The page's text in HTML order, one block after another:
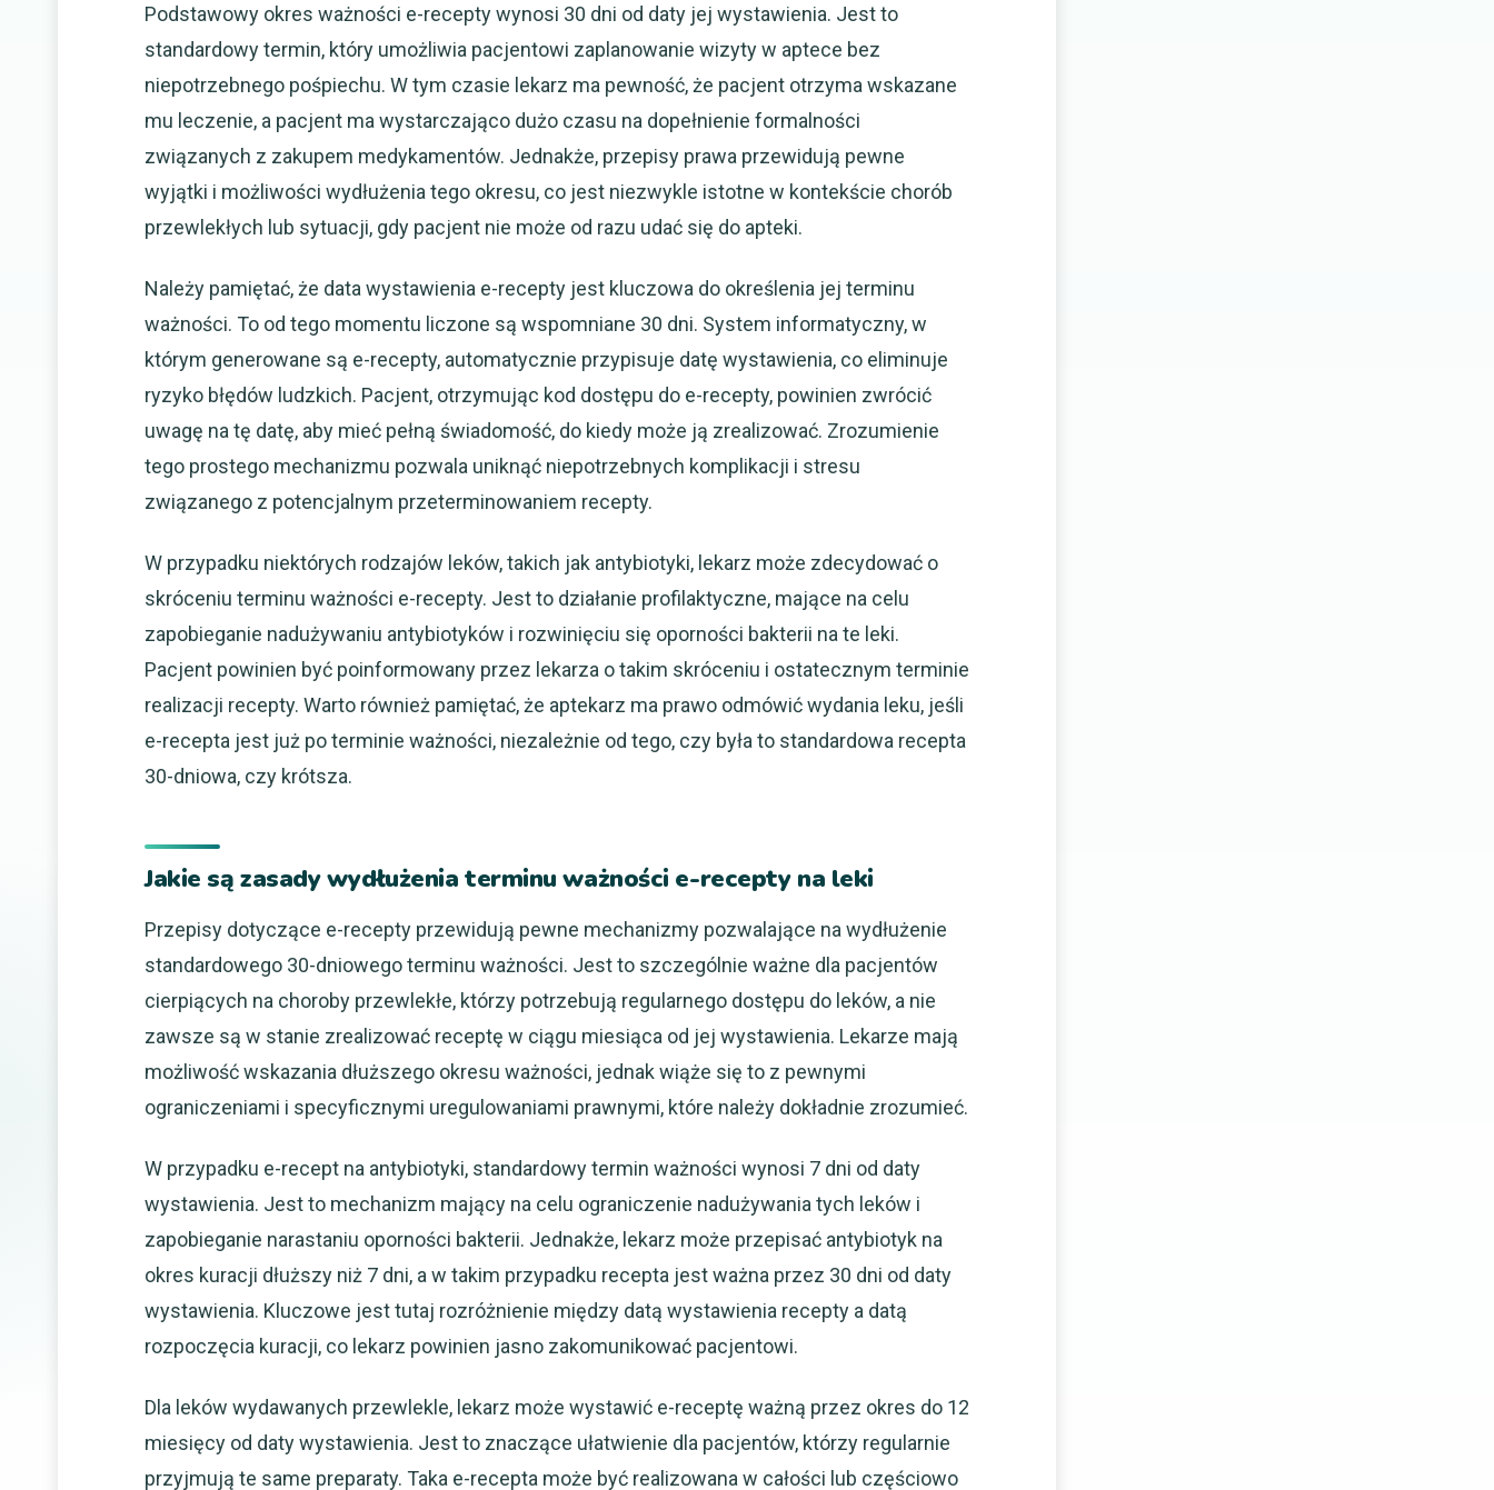
Podstawowy okres ważności e-recepty wynosi 30 dni od daty jej wystawienia. Jest to
standardowy termin, który umożliwia pacjentowi zaplanowanie wizyty w aptece bez
niepotrzebnego pośpiechu. W tym czasie lekarz ma pewność, że pacjent otrzyma wskazane
mu leczenie, a pacjent ma wystarczająco dużo czasu na dopełnienie formalności
związanych z zakupem medykamentów. Jednakże, przepisy prawa przewidują pewne
wyjątki i możliwości wydłużenia tego okresu, co jest niezwykle istotne w kontekście chorób
przewlekłych lub sytuacji, gdy pacjent nie może od razu udać się do apteki.
Należy pamiętać, że data wystawienia e-recepty jest kluczowa do określenia jej terminu
ważności. To od tego momentu liczone są wspomniane 30 dni. System informatyczny, w
którym generowane są e-recepty, automatycznie przypisuje datę wystawienia, co eliminuje
ryzyko błędów ludzkich. Pacjent, otrzymując kod dostępu do e-recepty, powinien zwrócić
uwagę na tę datę, aby mieć pełną świadomość, do kiedy może ją zrealizować. Zrozumienie
tego prostego mechanizmu pozwala uniknąć niepotrzebnych komplikacji i stresu
związanego z potencjalnym przeterminowaniem recepty.
W przypadku niektórych rodzajów leków, takich jak antybiotyki, lekarz może zdecydować o
skróceniu terminu ważności e-recepty. Jest to działanie profilaktyczne, mające na celu
zapobieganie nadużywaniu antybiotyków i rozwinięciu się oporności bakterii na te leki.
Pacjent powinien być poinformowany przez lekarza o takim skróceniu i ostatecznym terminie
realizacji recepty. Warto również pamiętać, że aptekarz ma prawo odmówić wydania leku, jeśli
e-recepta jest już po terminie ważności, niezależnie od tego, czy była to standardowa recepta
30-dniowa, czy krótsza.
Jakie są zasady wydłużenia terminu ważności e-recepty na leki
Przepisy dotyczące e-recepty przewidują pewne mechanizmy pozwalające na wydłużenie
standardowego 30-dniowego terminu ważności. Jest to szczególnie ważne dla pacjentów
cierpiących na choroby przewlekłe, którzy potrzebują regularnego dostępu do leków, a nie
zawsze są w stanie zrealizować receptę w ciągu miesiąca od jej wystawienia. Lekarze mają
możliwość wskazania dłuższego okresu ważności, jednak wiąże się to z pewnymi
ograniczeniami i specyficznymi uregulowaniami prawnymi, które należy dokładnie zrozumieć.
W przypadku e-recept na antybiotyki, standardowy termin ważności wynosi 7 dni od daty
wystawienia. Jest to mechanizm mający na celu ograniczenie nadużywania tych leków i
zapobieganie narastaniu oporności bakterii. Jednakże, lekarz może przepisać antybiotyk na
okres kuracji dłuższy niż 7 dni, a w takim przypadku recepta jest ważna przez 30 dni od daty
wystawienia. Kluczowe jest tutaj rozróżnienie między datą wystawienia recepty a datą
rozpoczęcia kuracji, co lekarz powinien jasno zakomunikować pacjentowi.
Dla leków wydawanych przewlekle, lekarz może wystawić e-receptę ważną przez okres do 12
miesięcy od daty wystawienia. Jest to znaczące ułatwienie dla pacjentów, którzy regularnie
przyjmują te same preparaty. Taka e-recepta może być realizowana w całości lub częściowo